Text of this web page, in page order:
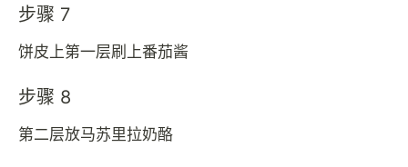
步骤 7
饼皮上第一层刷上番茄酱
步骤 8
第二层放马苏里拉奶酪